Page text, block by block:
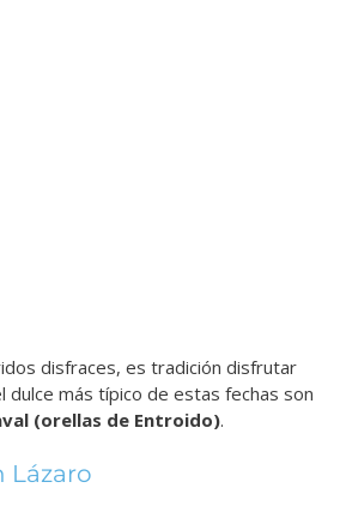
disfraces, es tradición disfrutar
dulce más típico de estas fechas son
(orellas de Entroido).
Lázaro